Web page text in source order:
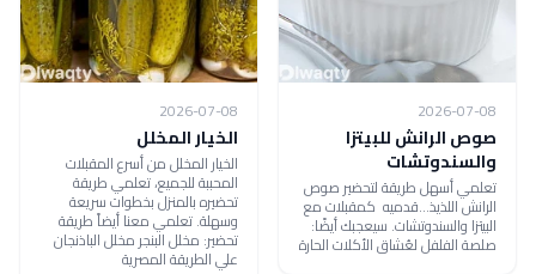
2026-07-08
صوص الرانش للبيتزا
والسندوتشات
تعلمي أسهل طريقة لتحضير صوص
الرانش اللذيذ...قدميه كمقبلات مع
البيتزا والسندوتشات. سيعجبك أيضًا:
صلصة الفلفل لعُشاق الأكلات الحارة
2026-07-08
الخيار المخلل
الخيار المخلل من أسرع المقبلات
المحببة للجميع، تعلمي طريقة
تحضيره بالمنزل بخطوات سريعة
وسهلة. تعلمي معنا أيضاً طريقة
تحضير: مخلل البنجر مخلل الباذنجان
علي الطريقة المصرية